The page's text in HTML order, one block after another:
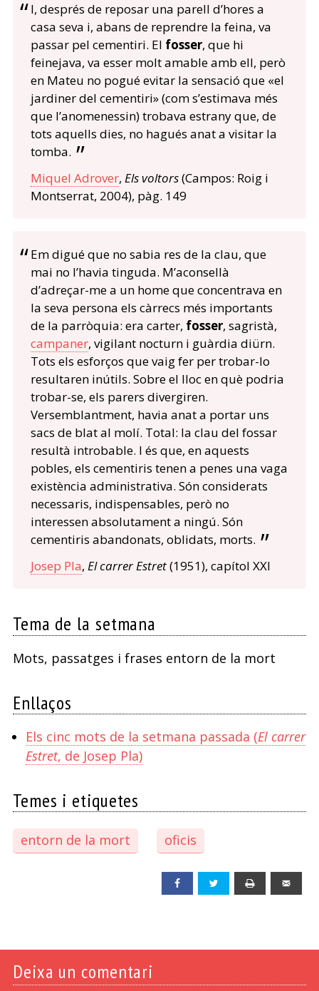
I, després de reposar una parell d’hores a
casa seva i, abans de reprendre la feina, va
passar pel cementiri. El fosser, que hi
feinejava, va esser molt amable amb ell, però
en Mateu no pogué evitar la sensació que «el
jardiner del cementiri» (com s’estimava més
que l’anomenessin) trobava estrany que, de
tots aquells dies, no hagués anat a visitar la
tomba.
Miquel Adrover, Els voltors(Campos: Roig i
Montserrat, 2004), pàg. 149
Em digué que no sabia res de la clau, que
mai no l’havia tinguda. M’aconsellà
d’adreçar-me a un home que concentrava en
la seva persona els càrrecs més importants
de la parròquia: era carter, fosser, sagristà,
campaner, vigilant nocturn i guàrdia diürn.
Tots els esforços que vaig fer per trobar-lo
resultaren inútils. Sobre el lloc en què podria
trobar-se, els parers divergiren.
Versemblantment, havia anat a portar uns
sacs de blat al molí. Total: la clau del fossar
resultà introbable. I és que, en aquests
pobles, els cementiris tenen a penes una vaga
existència administrativa. Són considerats
necessaris, indispensables, però no
interessen absolutament a ningú. Són
cementiris abandonats, oblidats, morts.
Josep Pla, El carrer Estret(1951), capítol XXI
Tema de la setmana
Mots, passatges i frases entorn de la mort
Enllaços
Els cinc mots de la setmana passada (El carrer
Estret, de Josep Pla)
Temes i etiquetes
entorn de la mort oficis
Facebook Twitter
Deixa un comentari